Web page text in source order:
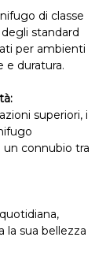
di classe
standard
per ambienti
e duratura.
superiori, i
un connubio tra
la sua bellezza